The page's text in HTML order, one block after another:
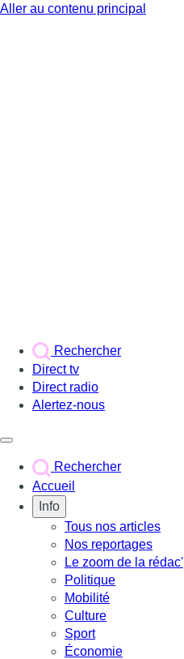
Aller au contenu principal
Rechercher
Direct tv
Direct radio
Alertez-nous
Rechercher
Accueil
Info
Tous nos articles
Nos reportages
Le zoom de la rédac'
Politique
Mobilité
Culture
Sport
Économie